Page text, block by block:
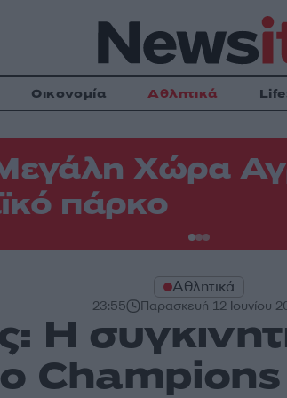
Οικονομία Αθλητικά
Χώρα
πάρκο
Αθλητικά
23:55 Παρασκευή 12 Ιουνίου
Η